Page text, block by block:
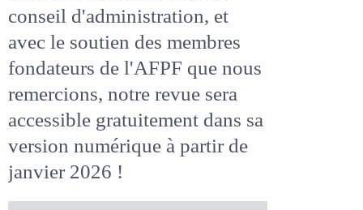
Suite à la décision de notre
conseil d'administration, et
avec le soutien des membres
fondateurs de l'AFPF que nous
remercions, notre revue sera
accessiblegratuitementdans
sa version numérique
de janvier 2026 !